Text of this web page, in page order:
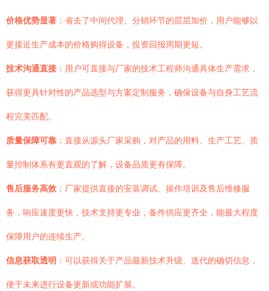
价格优势显著 ：省去了中间代理、分销环节的层层加价，用户能够以
更接近生产成本的价格购得设备，投资回报周期更短。
技术沟通直接 ：用户可直接与厂家的技术工程师沟通具体生产需求，
获得更具针对性的产品选型与方案定制服务，确保设备与自身工艺流
程完美匹配。
质量保障可靠 ：直接从源头厂家采购，对产品的用料、生产工艺、质
量控制体系有更直观的了解，设备品质更有保障。
售后服务高效 ：厂家提供直接的安装调试、操作培训及售后维修服
务，响应速度更快，技术支持更专业，备件供应更齐全，能最大程度
保障用户的连续生产。
信息获取透明 ：可以获得关于产品最新技术升级、迭代的确切信息，
便于未来进行设备更新或功能扩展。